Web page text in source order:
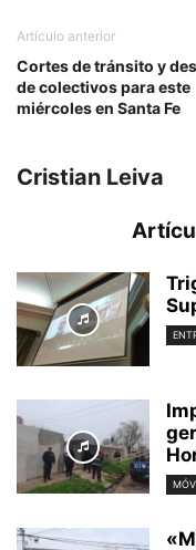
Artículo anterior
Cortes de tránsito y
de colectivos para este
miércoles en Santa Fe
Cristian Leiva